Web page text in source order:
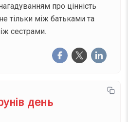
про цінність
тільки між батьками та
сестрами.
день